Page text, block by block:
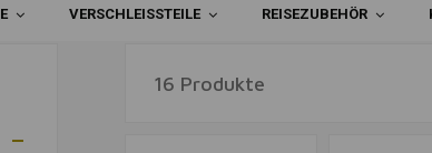
VERSCHLEISSTEILE REISEZUBEHÖR
Motorradnavigation
16 Produkte